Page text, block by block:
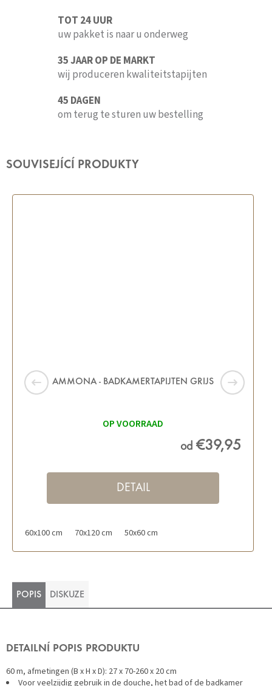
TOT 24 UUR
uw pakket is naar u onderweg
35 JAAR OP DE MARKT
wij produceren kwaliteitstapijten
45 DAGEN
om terug te sturen uw bestelling
SOUVISEJÍCÍ PRODUKTY
AMMONA - BADKAMERTAPIJTEN GRIJS
OP VOORRAAD
od €39,95
DETAIL
60x100 cm 70x120 cm 50x60 cm
POPIS DISKUZE
DETAILNÍ POPIS PRODUKTU
60 m, afmetingen (B x H x D): 27 x 70-260 x 20 cm
Voor veelzijdig gebruik in de douche, het bad of de badkamer